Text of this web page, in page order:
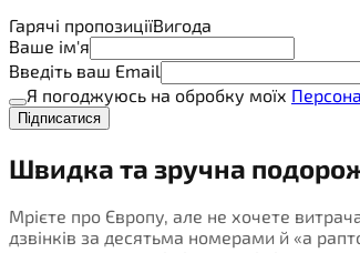
Гарячі пропозиціїВигода
Ваше ім'я
Введіть ваш Email
Я погоджуюсь на обробку моїх
Підписатися
Швидка та зручна
Мрієте про Європу, але не хочете
дзвінків за десятьма номерами й «а